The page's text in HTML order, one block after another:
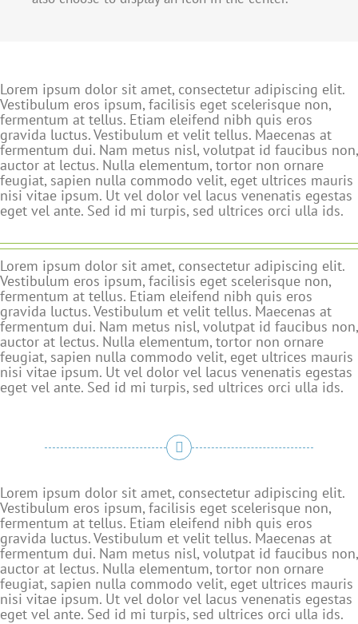
Lorem ipsum dolor sit amet, consectetur adipiscing elit.
Vestibulum eros ipsum, facilisis eget scelerisque non,
fermentum at tellus. Etiam eleifend nibh quis eros
gravida luctus. Vestibulum et velit tellus. Maecenas at
fermentum dui. Nam metus nisl, volutpat id faucibus non,
auctor at lectus. Nulla elementum, tortor non ornare
feugiat, sapien nulla commodo velit, eget ultrices mauris
nisi vitae ipsum. Ut vel dolor vel lacus venenatis egestas
eget vel ante. Sed id mi turpis, sed ultrices orci ulla ids.
Lorem ipsum dolor sit amet, consectetur adipiscing elit.
Vestibulum eros ipsum, facilisis eget scelerisque non,
fermentum at tellus. Etiam eleifend nibh quis eros
gravida luctus. Vestibulum et velit tellus. Maecenas at
fermentum dui. Nam metus nisl, volutpat id faucibus non,
auctor at lectus. Nulla elementum, tortor non ornare
feugiat, sapien nulla commodo velit, eget ultrices mauris
nisi vitae ipsum. Ut vel dolor vel lacus venenatis egestas
eget vel ante. Sed id mi turpis, sed ultrices orci ulla ids.
Lorem ipsum dolor sit amet, consectetur adipiscing elit.
Vestibulum eros ipsum, facilisis eget scelerisque non,
fermentum at tellus. Etiam eleifend nibh quis eros
gravida luctus. Vestibulum et velit tellus. Maecenas at
fermentum dui. Nam metus nisl, volutpat id faucibus non,
auctor at lectus. Nulla elementum, tortor non ornare
feugiat, sapien nulla commodo velit, eget ultrices mauris
nisi vitae ipsum. Ut vel dolor vel lacus venenatis egestas
eget vel ante. Sed id mi turpis, sed ultrices orci ulla ids.